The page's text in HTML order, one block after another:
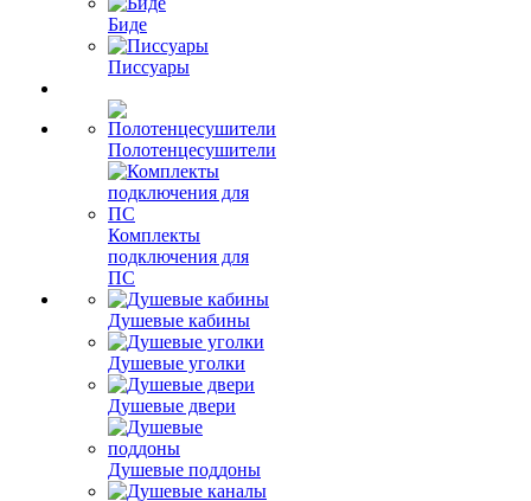
Биде
Писсуары
Полотенцесушители
Комплекты
подключения для
ПС
Душевые кабины
Душевые уголки
Душевые двери
Душевые поддоны